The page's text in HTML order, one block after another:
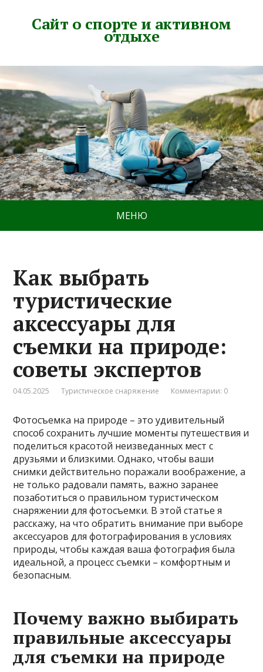
Сайт о спорте и активном
отдыхе
МЕНЮ
Как выбрать
туристические
аксессуары для
съемки на природе:
советы экспертов
04.05.2025 Туристическое снаряжение Комментарии: 0
Фотосъемка на природе – это удивительный
способ сохранить лучшие моменты путешествия и
поделиться красотой неизведанных мест с
друзьями и близкими. Однако, чтобы ваши
снимки действительно поражали воображение, а
не только радовали память, важно заранее
позаботиться о правильном туристическом
снаряжении для фотосъемки. В этой статье я
расскажу, на что обратить внимание при выборе
аксессуаров для фотографирования в условиях
природы, чтобы каждая ваша фотография была
идеальной, а процесс съемки – комфортным и
безопасным.
Почему важно выбирать
правильные аксессуары
для съемки на природе